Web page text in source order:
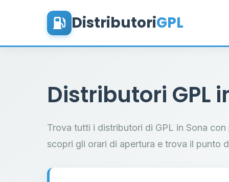
DistributoriGPL
Distributori GPL
Trova tutti i distributori di GPL in Sona
scopri gli orari di apertura e trova il punto